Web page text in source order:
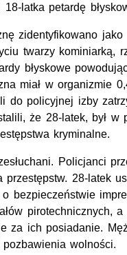
latka petardę
zidentyfikowano jako
twarzy kominiarką,
błyskowe
miał w organizmie
do policyjnej izby
że 28-latek, był w
kryminalne.
Policjanci
przestępstw. 28-latek
bezpieczeństwie
pirotechnicznych, a
za ich posiadanie.
wolności.